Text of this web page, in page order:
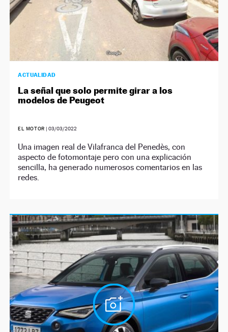
ACTUALIDAD
La señal que solo permite girar a los
modelos de Peugeot
EL MOTOR |03/03/2022
Una imagen real de Vilafranca del Penedès, con
aspecto de fotomontaje pero con una explicación
sencilla, ha generado numerosos comentarios en las
redes.